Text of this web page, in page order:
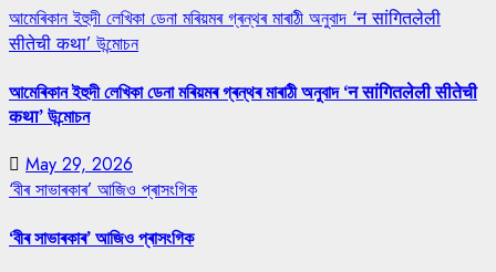
আমেৰিকান ইহুদী লেখিকা ডেনা মৰিয়মৰ গ্ৰন্থৰ মাৰাঠী অনুবাদ ‘न सांगितलेली
सीतेची कथा’ উন্মোচন
আমেৰিকান ইহুদী লেখিকা ডেনা মৰিয়মৰ গ্ৰন্থৰ মাৰাঠী অনুবাদ ‘न सांगितलेली सीतेची
कथा’ উন্মোচন
May 29, 2026
‘বীৰ সাভাৰকাৰ’ আজিও প্ৰাসংগিক
‘বীৰ সাভাৰকাৰ’ আজিও প্ৰাসংগিক